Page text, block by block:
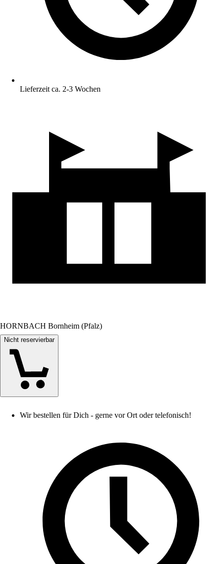
Lieferzeit ca. 2-3 Wochen
HORNBACH Bornheim (Pfalz)
Nicht reservierbar
Wir bestellen für Dich - gerne vor Ort oder telefonisch!